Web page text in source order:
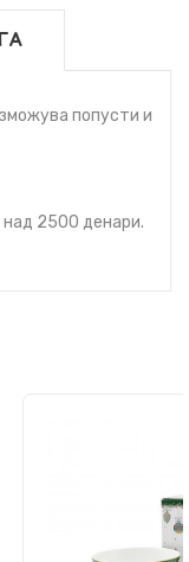
попусти и
2500 денари.